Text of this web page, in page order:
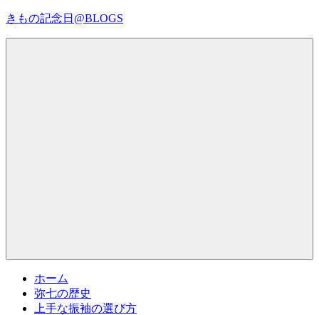
コ
きもの記念日@BLOGS
ホーム
弥七の歴史
上手な振袖の選び方